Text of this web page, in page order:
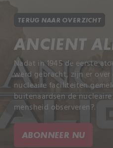
TERUG NAAR OVERZICHT
ANCIENT
Nadat in 1945 de eerste
werd gebracht, zijn er over
nucleaire faciliteiten
buitenaardsen de
mensheid observeren?.
ABONNEER NU